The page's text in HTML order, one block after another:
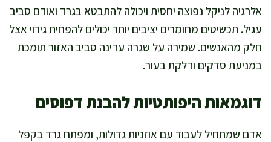
אלרגיה לניקל נפוצה יחסית ויכולה להתבטא בגרד ואודם סביב
עגיל. תכשיטים מחומרים יציבים יותר יכולים להפחית גירוי אצל
חלק מהאנשים. שמירה על שגרה עדינה סביב האזור תומכת
במניעת סדקים ודלקת בעור.
דוגמאות היפותטיות להבנת דפוסים
אדם שמתחיל לעבוד עם אוזניות גדולות, ומפתח גרד בקפל